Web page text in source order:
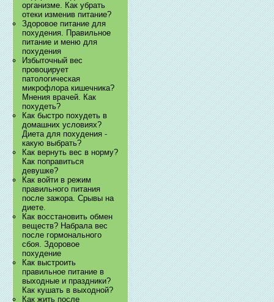
организме. Как убрать
отеки изменив питание?
Здоровое питание для
похудения. Правильное
питание и меню для
похудения
Избыточный вес
провоцирует
патологическая
микрофлора кишечника?
Мнения врачей. Как
похудеть?
Как быстро похудеть в
домашних условиях?
Диета для похудения -
какую выбрать?
Как вернуть вес в норму?
Как поправиться
девушке?
Как войти в режим
правильного питания
после зажора. Срывы на
диете.
Как восстановить обмен
веществ? Набрала вес
после гормонального
сбоя. Здоровое
похудение
Как выстроить
правильное питание в
выходные и праздники?
Как кушать в выходной?
Как жить после